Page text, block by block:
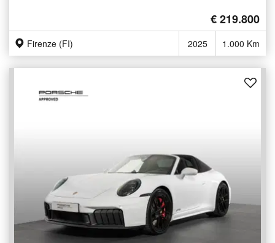
€ 219.800
Firenze (FI) 2025 1.000 Km